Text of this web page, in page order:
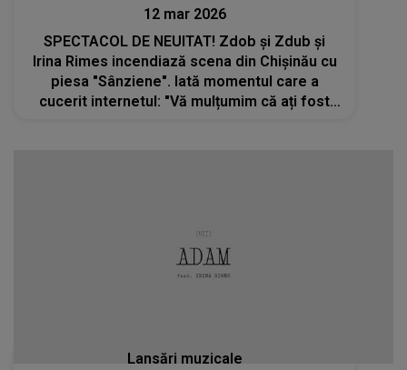
12 mar 2026
SPECTACOL DE NEUITAT! Zdob și Zdub și
Irina Rimes incendiază scena din Chișinău cu
piesa "Sânziene". Iată momentul care a
cucerit internetul: "Vă mulțumim că ați fost
Lansări muzicale